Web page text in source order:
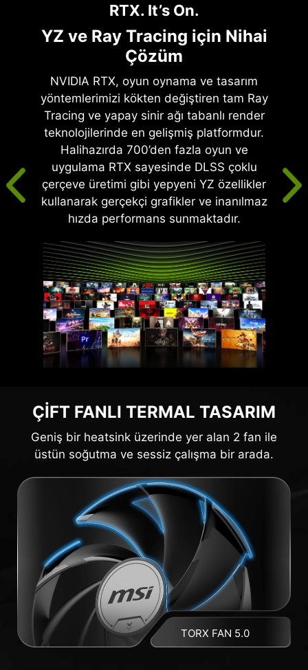
RTX. It’s On.
YZ ve Ray Tracing için Nihai
Çözüm
NVIDIA RTX, oyun oynama ve tasarım
yöntemlerimizi kökten değiştiren tam Ray
Tracing ve yapay sinir ağı tabanlı render
teknolojilerinde en gelişmiş platformdur.
Halihazırda 700’den fazla oyun ve
uygulama RTX sayesinde DLSS çoklu
çerçeve üretimi gibi yepyeni YZ özellikler
kullanarak gerçekçi grafikler ve inanılmaz
hızda performans sunmaktadır.
ÇİFT FANLI TERMAL TASARIM
Geniş bir heatsink üzerinde yer alan 2 fan ile
üstün soğutma ve sessiz çalışma bir arada.
TORX FAN 5.0